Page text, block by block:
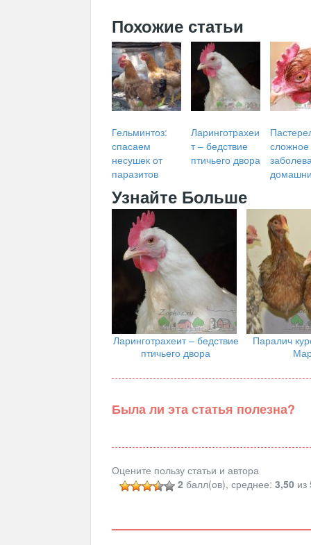
Похожие статьи
Гельминтоз:
спасаем
несушек от
паразитов
Ларинготрахеи
т – бедствие
птичьего двора
сложное
Узнайте Больше
Ларинготрахеит – бедствие
птичьего двора
Паралич
Была ли эта статья полезна?
Оцените пользу статьи и автора
2 балл(ов), среднее:3,50 из